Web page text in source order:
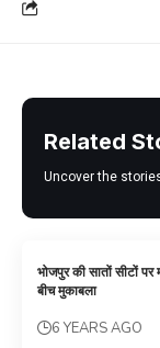
Related
Uncover the
भोजपुर की सातों सीटों
बीच मुकाबला
6 YEARS AGO